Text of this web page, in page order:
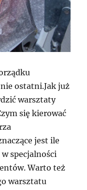
ostatni.Jak już
warsztaty
się kierować
jest ile
w specjalności
Warto też
warsztatu